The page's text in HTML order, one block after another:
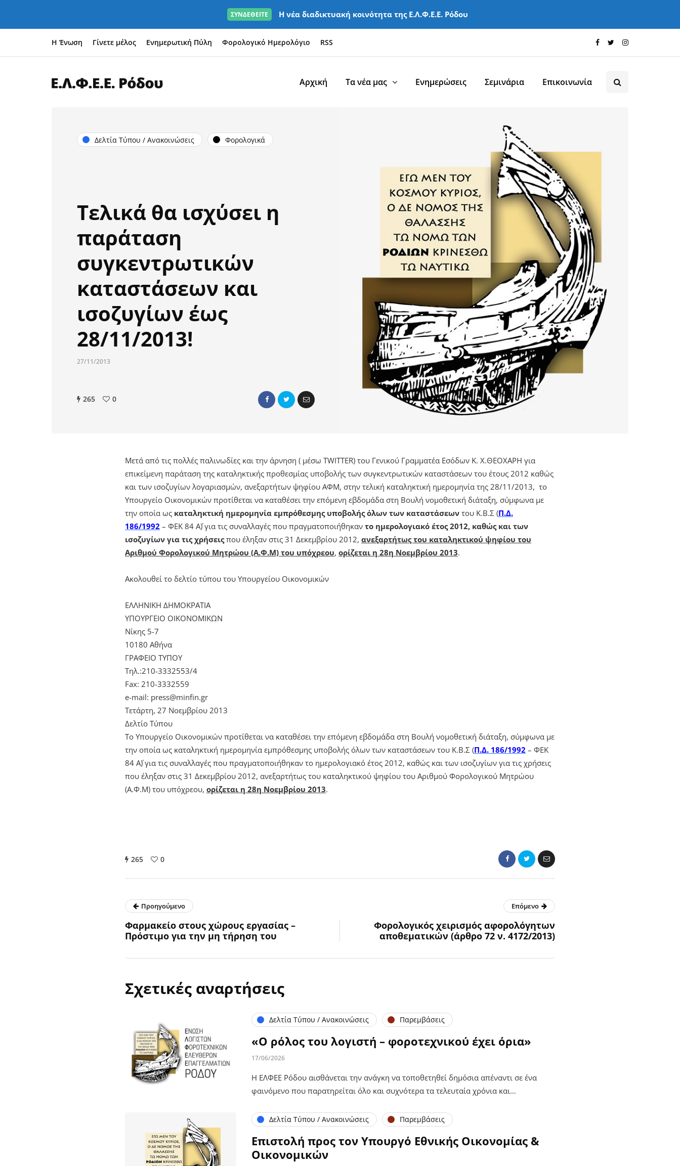
ΣΥΝΔΕΘΕΙΤΕ Η νέα διαδικτυακή κοινότητα της Ε.Λ.Φ.Ε.Ε. Ρόδου
Η Ένωση Γίνετε μέλος Ενημερωτική Πύλη Φορολογικό Ημερολόγιο RSS
Αρχική Τα νέα μας Ενημερώσεις Σεμινάρια Επικοινωνία
Δελτία Τύπου / Ανακοινώσεις Φορολογικά
Τελικά θα ισχύσει η
παράταση
συγκεντρωτικών
καταστάσεων και
ισοζυγίων έως
28/11/2013!
27/11/2013
265 0
Μετά από τις πολλές παλινωδίες και την άρνηση ( μέσω TWITTER) του Γενικού Γραμματέα Εσόδων Κ. Χ.ΘΕΟΧΑΡΗ για
επικείμενη παράταση της καταληκτικής προθεσμίας υποβολής των συγκεντρωτικών καταστάσεων του έτους 2012 καθώς
και των ισοζυγίων λογαριασμών, ανεξαρτήτων ψηφίου ΑΦΜ, στην τελική καταληκτική ημερομηνία της 28/11/2013, το
Υπουργείο Οικονομικών προτίθεται να καταθέσει την επόμενη εβδομάδα στη Βουλή νομοθετική διάταξη, σύμφωνα με
την οποία ως καταληκτική ημερομηνία εμπρόθεσμης υποβολής όλων των καταστάσεων του Κ.Β.Σ (Π.Δ.
186/1992 – ΦΕΚ 84 Α΄) για τις συναλλαγές που πραγματοποιήθηκαν το ημερολογιακό έτος 2012, καθώς και των
ισοζυγίων για τις χρήσειςπου έληξαν στις 31 Δεκεμβρίου 2012, ανεξαρτήτως του καταληκτικού ψηφίου του
Αριθμού Φορολογικού Μητρώου (Α.Φ.Μ) του υπόχρεου, ορίζεται η 28η Νοεμβρίου 2013.
Ακολουθεί το δελτίο τύπου του Υπουργείου Οικονομικών
ΕΛΛΗΝΙΚΗ ΔΗΜΟΚΡΑΤΙΑ
ΥΠΟΥΡΓΕΙΟ ΟΙΚΟΝΟΜΙΚΩΝ
Νίκης 5-7
10180 Αθήνα
ΓΡΑΦΕΙΟ ΤΥΠΟΥ
Tηλ.:210-3332553/4
Fax: 210-3332559
e-mail: press@minfin.gr
Τετάρτη, 27 Νοεμβρίου 2013
Δελτίο Τύπου
Το Υπουργείο Οικονομικών προτίθεται να καταθέσει την επόμενη εβδομάδα στη Βουλή νομοθετική διάταξη, σύμφωνα με
την οποία ως καταληκτική ημερομηνία εμπρόθεσμης υποβολής όλων των καταστάσεων του Κ.Β.Σ (Π.Δ. 186/1992 – ΦΕΚ
84 Α΄) για τις συναλλαγές που πραγματοποιήθηκαν το ημερολογιακό έτος 2012, καθώς και των ισοζυγίων για τις χρήσεις
που έληξαν στις 31 Δεκεμβρίου 2012, ανεξαρτήτως του καταληκτικού ψηφίου του Αριθμού Φορολογικού Μητρώου
(Α.Φ.Μ) του υπόχρεου, ορίζεται η 28η Νοεμβρίου 2013.
265 0
Προηγούμενο
Φαρμακείο στους χώρους εργασίας –
Πρόστιμο για την μη τήρηση του
Επόμενο
Φορολογικός χειρισμός αφορολόγητων
αποθεματικών (άρθρο 72 ν. 4172/2013)
Σχετικές αναρτήσεις
Δελτία Τύπου / Ανακοινώσεις Παρεμβάσεις
«Ο ρόλος του λογιστή – φοροτεχνικού έχει όρια»
17/06/2026
Η ΕΛΦΕΕ Ρόδου αισθάνεται την ανάγκη να τοποθετηθεί δημόσια απέναντι σε ένα
φαινόμενο που παρατηρείται όλο και συχνότερα τα τελευταία χρόνια και…
Δελτία Τύπου / Ανακοινώσεις Παρεμβάσεις
Επιστολή προς τον Υπουργό Εθνικής Οικονομίας &
Οικονομικών